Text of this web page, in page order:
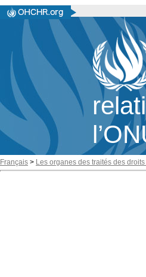
Français > Les organes des traités des